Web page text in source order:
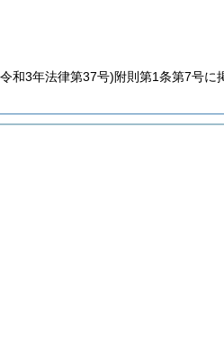
和3年法律第37号)附則第1条第7号に